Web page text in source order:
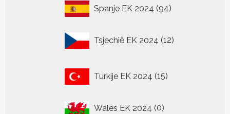
Spanje EK 2024 9494
Tsjechië EK 2024 12
producten
Turkije EK 2024 15
producten
Wales EK 2024 00